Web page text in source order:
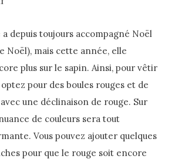
depuis toujours accompagné Noël
Noël), mais cette année, elle
plus sur le sapin. Ainsi, pour vêtir
pour des boules rouges et de
une déclinaison de rouge. Sur
de couleurs sera tout
Vous pouvez ajouter quelques
pour que le rouge soit encore